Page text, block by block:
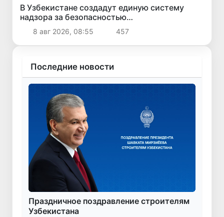
В Узбекистане создадут единую систему
надзора за безопасностью
непродовольственных товаров
8 авг 2026, 08:55 457
Последние новости
Праздничное поздравление строителям
Узбекистана